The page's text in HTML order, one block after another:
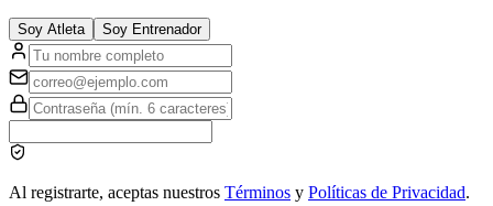
Soy Atleta Soy Entrenador
Al registrarte, aceptas nuestros Términos y Políticas de Privacidad.